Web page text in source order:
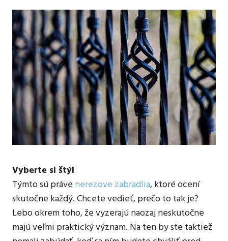
Vyberte si štýl
Týmto sú právenerezove zabradlia, ktoré ocení
skutočne každý. Chcete vedieť, prečo to tak je?
Lebo okrem toho, že vyzerajú naozaj neskutočne
majú veľmi praktický význam. Na ten by ste taktiež